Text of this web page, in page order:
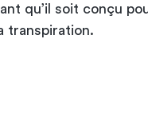
qu’il soit conçu
transpiration.